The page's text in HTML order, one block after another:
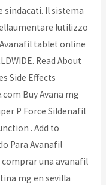
sindacati. Il sistema
lutilizzo
tablet online
Read About
Side Effects
Buy Avana mg
P Force Sildenafil
. Add to
Para Avanafil
comprar una avanafil
mg en sevilla